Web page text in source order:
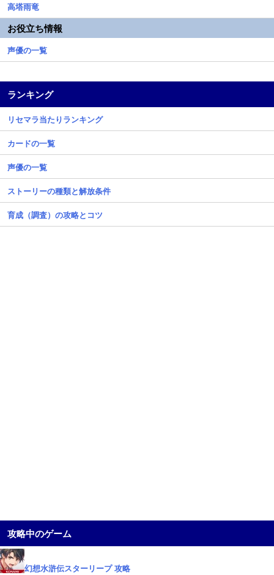
高塔雨竜
お役立ち情報
声優の一覧
ランキング
リセマラ当たりランキング
カードの一覧
声優の一覧
ストーリーの種類と解放条件
育成（調査）の攻略とコツ
攻略中のゲーム
幻想水滸伝スターリープ 攻略